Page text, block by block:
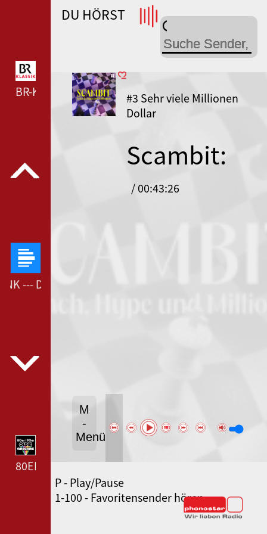
--- DEUTSCHLANDFUNK ---
80ER 90ER OLDIE ANTENNE --- 80ER 90ER OLDIE
SWR3 --- SWR3 ---
WDR 4 --- WDR 4 ---
BR-KLASSIK --- BR-KLASSIK ---
DU HÖRST
#3 Sehr viele Millionen
Dollar
Scambit:
Schach,
/ 00:43:26
M
-
Menü
P - Play/Pause
1-100 - Favoritensender hören